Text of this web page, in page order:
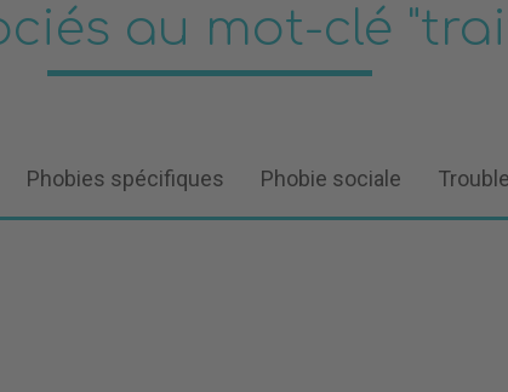
Phobies spécifiques Phobie sociale
au mot-clé